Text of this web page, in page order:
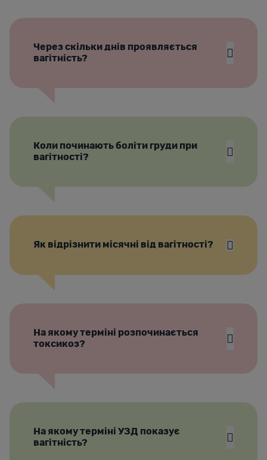
Через скільки днів проявляється
вагітність?
Коли починають боліти груди при
вагітності?
Як відрізнити місячні від вагітності?
На якому терміні розпочинається
токсикоз?
На якому терміні УЗД показує
вагітність?